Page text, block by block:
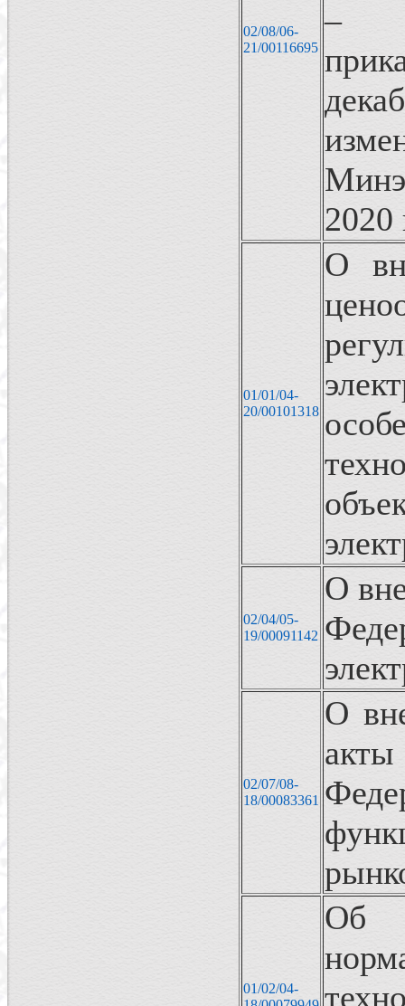
02/08/06-
21/00116695
–
01/01/04-
20/00101318
О
02/04/05-
19/00091142
О
02/07/08-
18/00083361
О
01/02/04-
Об